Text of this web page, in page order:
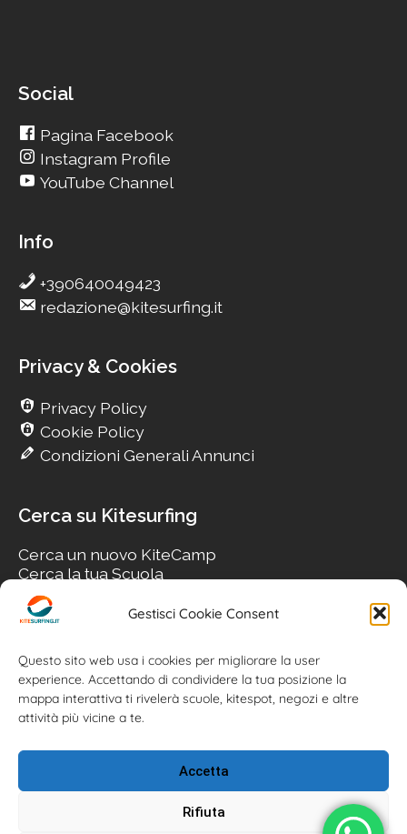
Gestisci Cookie Consent
Questo sito web usa i cookies per migliorare la user
experience. Accettando di condividere la tua posizione la
mappa interattiva ti rivelerà scuole, kitespot, negozi e altre
attività più vicine a te.
Accetta
Rifiuta
Social
Pagina Facebook
Instagram Profile
YouTube Channel
Info
+390640049423
redazione@kitesurfing.it
Privacy & Cookies
Privacy Policy
Cookie Policy
Condizioni Generali Annunci
Cerca su Kitesurfing
Cerca un nuovo KiteCamp
Cerca la tua Scuola
Cerca il tuo KiteSpot
Cerca Accommodation